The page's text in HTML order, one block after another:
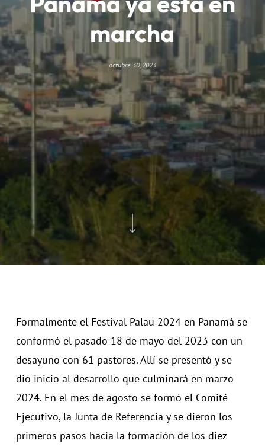
marcha
octubre 30, 2023
Formalmente el Festival Palau 2024 en Panamá se
conformó el pasado 18 de mayo del 2023 con un
desayuno con 61 pastores. Allí se presentó y se
dio inicio al desarrollo que culminará en marzo
2024. En el mes de agosto se formó el Comité
Ejecutivo, la Junta de Referencia y se dieron los
primeros pasos hacia la formación de los diez